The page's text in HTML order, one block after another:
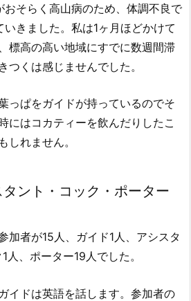
そらく高山病のため、体調不良で
きました。私は1ヶ月ほどかけて
標高の高い地域にすでに数週間滞
つくは感じませんでした。
っぱをガイドが持っているのでそ
にはコカティーを飲んだりしたこ
しれません。
ント・コック・ポーター
加者が15人、ガイド1人、アシスタ
人、ポーター19人でした。
イドは英語を話します。参加者の